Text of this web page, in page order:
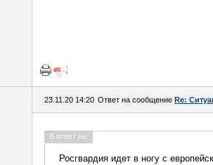
23.11.20 14:20 Ответ на сообщение Re:
В ответ на:
Росгвардия идет в ногу с